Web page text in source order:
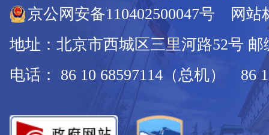
京公网安备110402500047号 网站
地址：北京市西城区三里河路52号 邮
电话： 86 10 68597114（总机） 86